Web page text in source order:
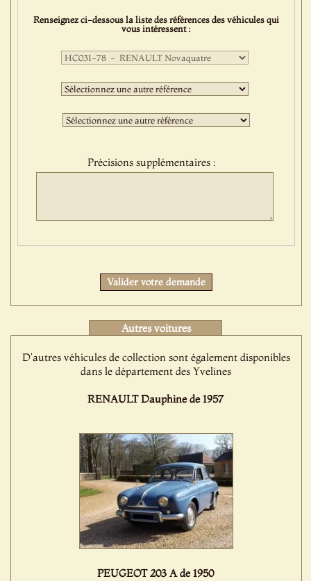
Renseignez ci-dessous la liste des références des véhicules qui
vous intéressent :
Première
sélection
:Deuxième
sélection
:Troisième
sélection
Précisions supplémentaires :
Valider votre demande
Autres voitures
D'autres véhicules de collection sont également disponibles
dans le département des Yvelines
RENAULT Dauphine de 1957
PEUGEOT 203 A de 1950